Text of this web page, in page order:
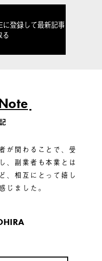
登録して最新記事
る
が関わることで、受
、副業者も本業とは
、相互にとって嬉し
じました。